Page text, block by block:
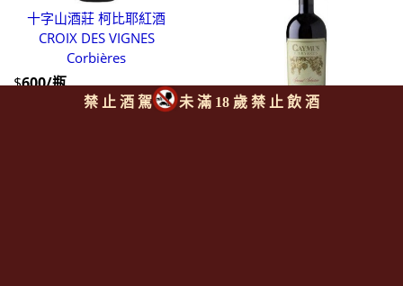
十字山酒莊 柯比耶紅酒
CROIX DES VIGNES
Corbières
$600/瓶
禁 止 酒 駕 未 滿 18 歲 禁 止 飲 酒